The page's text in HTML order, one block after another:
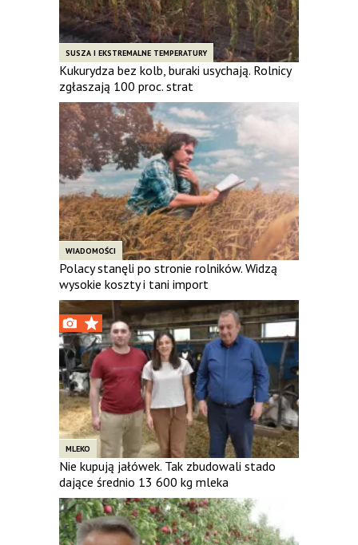
SUSZA I EKSTREMALNE TEMPERATURY
Kukurydza bez kolb, buraki usychają. Rolnicy
zgłaszają 100 proc. strat
WIADOMOŚCI
Polacy stanęli po stronie rolników. Widzą
wysokie koszty i tani import
MLEKO
Nie kupują jałówek. Tak zbudowali stado
dające średnio 13 600 kg mleka